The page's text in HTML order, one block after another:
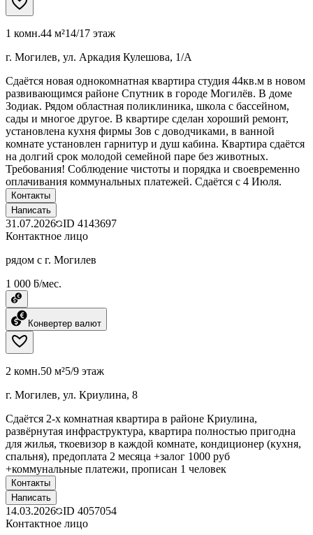
1 комн.44 м²14/17 этаж
г. Могилев, ул. Аркадия Кулешова, 1/А
Сдаётся новая однокомнатная квартира студия 44кв.м в новом
развивающимся районе Спутник в городе Могилёв. В доме
Зодиак. Рядом областная поликлиника, школа с бассейном,
сады и многое другое. В квартире сделан хороший ремонт,
установлена кухня фирмы Зов с доводчиками, в ванной
комнате установлен гарнитур и душ кабина. Квартира сдаётся
на долгий срок молодой семейной паре без животных.
Требования! Соблюдение чистоты и порядка и своевременно
оплачивания коммунальных платежей. Сдаётся с 4 Июля.
Контакты
Написать
31.07.2026 ID 4143697
Контактное лицо
рядом с г. Могилев
1 000 ƃ/мес.
Конвертер валют
2 комн.50 м²5/9 этаж
г. Могилев, ул. Криулина, 8
Сдаётся 2-х комнатная квартира в районе Криулина,
развёрнутая инфраструктура, квартира полностью пригодна
для жилья, ткоевизор в каждой комнате, кондиционер (кухня,
спальня), предоплата 2 месяца +залог 1000 руб
+коммунальные платежи, прописан 1 человек
Контакты
Написать
14.03.2026 ID 4057054
Контактное лицо